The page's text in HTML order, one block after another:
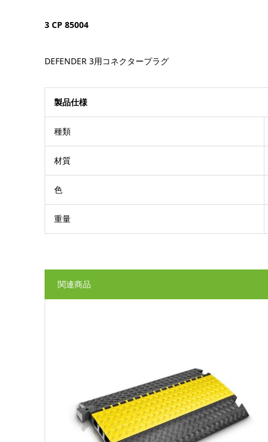
3 CP 85004
DEFENDER 3用コネクタープラグ
製品仕様
種類
材質
色
重量
関連商品